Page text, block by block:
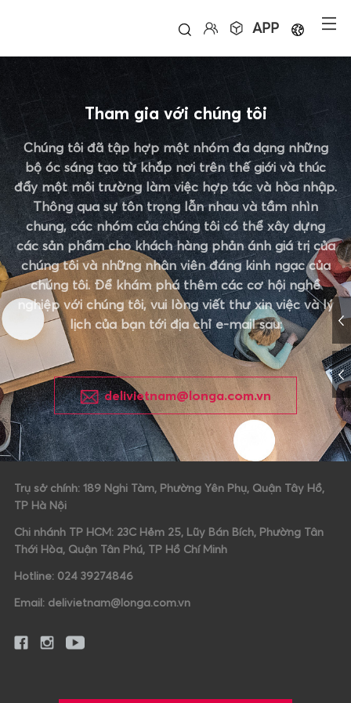
APP
Tham gia với chúng tôi
Chúng tôi đã tập hợp một nhóm đa dạng những
bộ óc sáng tạo từ khắp nơi trên thế giới và thúc
đẩy một môi trường làm việc hợp tác và hòa nhập.
Thông qua sự tôn trọng lẫn nhau và tầm nhìn
chung, các nhóm của chúng tôi có thể xây dựng
các sản phẩm cho khách hàng phản ánh giá trị của
chúng tôi và những nhân viên đáng kinh ngạc của
chúng tôi. Để khám phá thêm các cơ hội nghề
nghiệp với chúng tôi, vui lòng viết thư xin việc và lý
lịch của bạn tới địa chỉ e-mail sau:
delivietnam@longa.com.vn
Trụ sở chính: 189 Nghi Tàm, Phường Yên Phụ, Quận Tây Hồ,
TP Hà Nội
Chi nhánh TP HCM: 23C Hẻm 25, Lũy Bán Bích, Phường Tân
Thới Hòa, Quận Tân Phú, TP Hồ Chí Minh
Hotline: 024 39274846
Email: delivietnam@longa.com.vn